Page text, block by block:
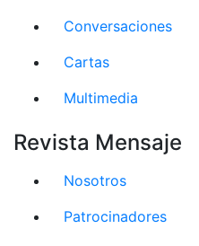
Conversaciones
Cartas
Multimedia
Revista Mensaje
Nosotros
Patrocinadores